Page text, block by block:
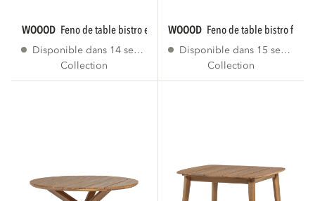
WOOOD feno de table bistro entre bois de...
Disponible dans 14 semaines
Collection
WOOOD feno de table bistro fin
Disponible dans 15 semaines
Collection